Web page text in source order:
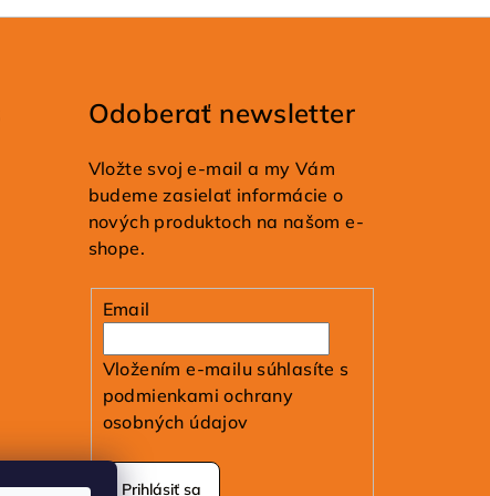
Odoberať newsletter
Vložte svoj e-mail a my Vám
budeme zasielať informácie o
nových produktoch na našom e-
shope.
Email
Vložením e-mailu súhlasíte s
podmienkami ochrany
osobných údajov
Prihlásiť sa